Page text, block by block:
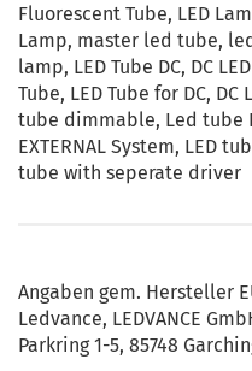
Fluorescent Tube, LED
Lamp, master led tube,
lamp, LED Tube DC, DC
Tube, LED Tube for DC, DC
tube dimmable, Led tube
EXTERNAL System, LED
tube with seperate driver
Angaben gem. Hersteller
Ledvance, LEDVANCE
Parkring 1-5, 85748